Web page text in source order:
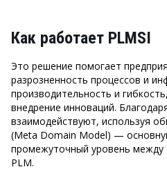
Как работает PLMSI
Это решение помогает
разрозненность процессов и
производительность и
внедрение инноваций.
взаимодействуют, используя
(Meta Domain Model) —
промежуточный уровень между
PLM.